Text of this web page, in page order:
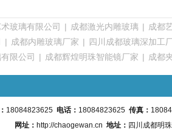
玻璃有限公司 | 成都激光内雕玻璃 | 成都
| 成都内雕玻璃厂家 | 四川成都玻璃深加工
限公司 | 成都辉煌明珠智能镜厂家 | 成都
18084823625 电话： 18084823625 传真：
网址： http://chaogewan.cn 地址： 四川成都明